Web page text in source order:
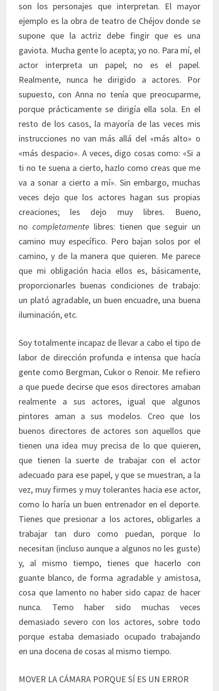
son los personajes que interpretan. El mayor
ejemplo es la obra de teatro de Chéjov donde se
supone que la actriz debe fingir que es una
gaviota. Mucha gente lo acepta; yo no. Para mí, el
actor interpreta un papel; no es el papel.
Realmente, nunca he dirigido a actores. Por
supuesto, con Anna no tenía que preocuparme,
porque prácticamente se dirigía ella sola. En el
resto de los casos, la mayoría de las veces mis
instrucciones no van más allá del «más alto» o
«más despacio». A veces, digo cosas como: «Si a
ti no te suena a cierto, hazlo como creas que me
va a sonar a cierto a mí». Sin embargo, muchas
veces dejo que los actores hagan sus propias
creaciones; les dejo muy libres. Bueno,
nocompletamente libres: tienen que seguir un
camino muy específico. Pero bajan solos por el
camino, y de la manera que quieren. Me parece
que mi obligación hacia ellos es, básicamente,
proporcionarles buenas condiciones de trabajo:
un plató agradable, un buen encuadre, una buena
iluminación, etc.
Soy totalmente incapaz de llevar a cabo el tipo de
labor de dirección profunda e intensa que hacía
gente como Bergman, Cukor o Renoir. Me refiero
a que puede decirse que esos directores amaban
realmente a sus actores, igual que algunos
pintores aman a sus modelos. Creo que los
buenos directores de actores son aquellos que
tienen una idea muy precisa de lo que quieren,
que tienen la suerte de trabajar con el actor
adecuado para ese papel, y que se muestran, a la
vez, muy firmes y muy tolerantes hacia ese actor,
como lo haría un buen entrenador en el deporte.
Tienes que presionar a los actores, obligarles a
trabajar tan duro como puedan, porque lo
necesitan (incluso aunque a algunos no les guste)
y, al mismo tiempo, tienes que hacerlo con
guante blanco, de forma agradable y amistosa,
cosa que lamento no haber sido capaz de hacer
nunca. Temo haber sido muchas veces
demasiado severo con los actores, sobre todo
porque estaba demasiado ocupado trabajando
en una docena de cosas al mismo tiempo.
MOVER LA CÁMARA PORQUE SÍ ES UN ERROR